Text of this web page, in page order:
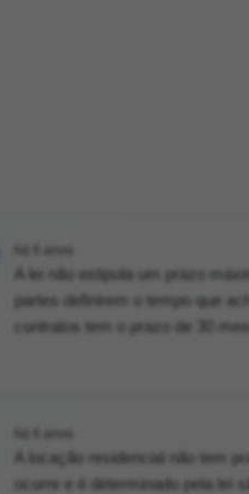
A lei não estipula um prazo
partes definirem o tempo que
contratos tem o prazo de 30
A locação residencial não tem
ocorre e é determinado pela lei